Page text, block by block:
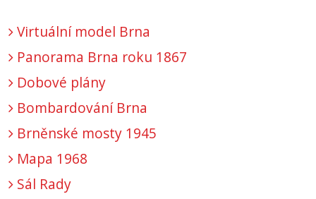
Virtuální model Brna
Panorama Brna roku 1867
Dobové plány
Bombardování Brna
Brněnské mosty 1945
Mapa 1968
Sál Rady